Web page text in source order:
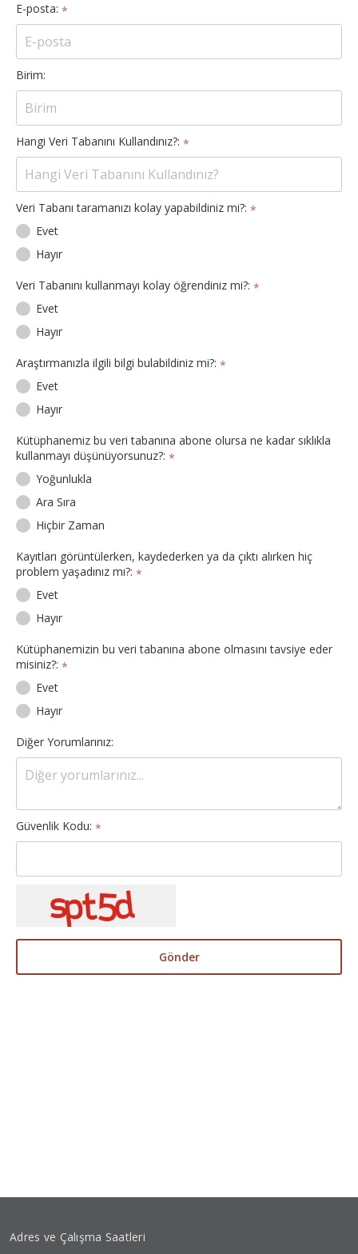
E-posta: *
Birim:
Hangi Veri Tabanını Kullandınız?: *
Veri Tabanı taramanızı kolay yapabildiniz mi?: *
Evet
Hayır
Veri Tabanını kullanmayı kolay öğrendiniz mi?: *
Evet
Hayır
Araştırmanızla ilgili bilgi bulabildiniz mi?: *
Evet
Hayır
Kütüphanemiz bu veri tabanına abone olursa ne kadar sıklıkla
kullanmayı düşünüyorsunuz?: *
Yoğunlukla
Ara Sıra
Hiçbir Zaman
Kayıtları görüntülerken, kaydederken ya da çıktı alırken hiç
problem yaşadınız mı?: *
Evet
Hayır
Kütüphanemizin bu veri tabanına abone olmasını tavsiye eder
misiniz?: *
Evet
Hayır
Diğer Yorumlarınız:
Güvenlik Kodu: *
Gönder
Adres ve Çalışma Saatleri